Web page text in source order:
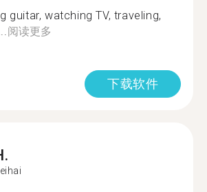
guitar, watching TV, traveling,
阅读更多
下载软件